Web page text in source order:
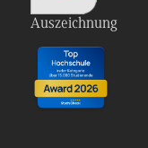
Auszeichnung